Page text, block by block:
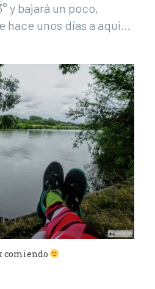
y bajará un poco,
hace unos días a aquí…
comiendo